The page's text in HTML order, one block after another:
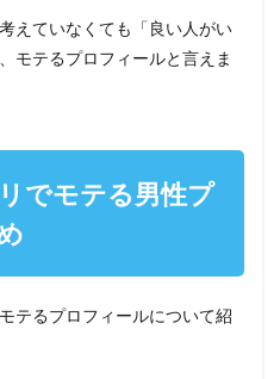
えていなくても「良い人がい
モテるプロフィールと言えま
でモテる男性プ
テるプロフィールについて紹